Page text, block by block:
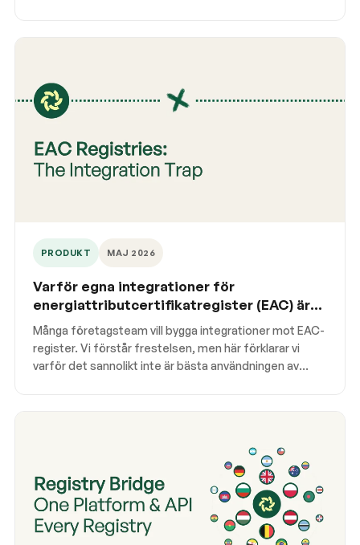
PRODUKT MAJ 2026
Varför egna integrationer för
energiattributcertifikatregister (EAC) är
en fälla
Många företagsteam vill bygga integrationer mot EAC-
register. Vi förstår frestelsen, men här förklarar vi
varför det sannolikt inte är bästa användningen av